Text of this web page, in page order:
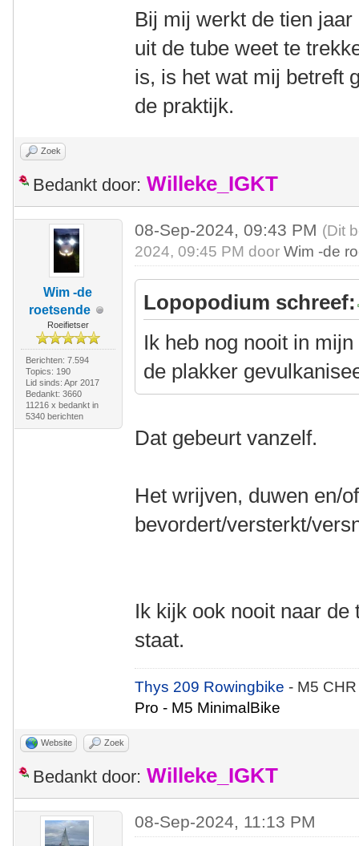
Bij mij werkt de tien
uit de tube weet te
is, is het wat mij betreft
de praktijk.
Zoek
Bedankt door: Willeke_IGKT
Wim -de
roetsende
Roeifietser
Berichten: 7.594
Topics: 190
Lid sinds: Apr 2017
Bedankt: 3660
11216 x bedankt in
5340 berichten
08-Sep-2024, 09:43 PM (Dit
2024, 09:45 PM doorWim -de
Lopopodium schreef:
Ik heb nog nooit in
de plakker
Dat gebeurt vanzelf.
Het wrijven, duwen en/
bevordert/versterkt/
Ik kijk ook nooit naar
staat.
Thys 209 Rowingbike- M5
Pro - M5 MinimalBike
Website Zoek
Bedankt door: Willeke_IGKT
08-Sep-2024, 11:13 PM